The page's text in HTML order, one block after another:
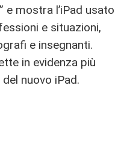
e mostra l’iPad usato
e situazioni,
e insegnanti.
in evidenza più
nuovo iPad.